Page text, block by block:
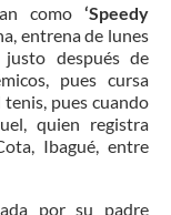
como ‘Speedy
entrena de lunes
después de
pues cursa
pues cuando
quien registra
Ibagué, entre
por su padre